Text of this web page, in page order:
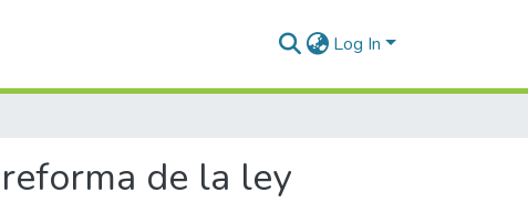
Log In
de la ley